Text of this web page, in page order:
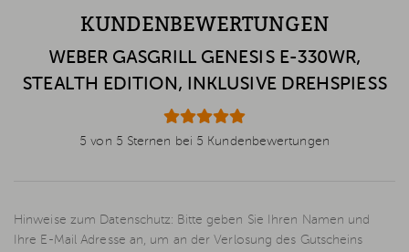
KUNDENBEWERTUNGEN
WEBER GASGRILL GENESIS E-330WR,
STEALTH EDITION, INKLUSIVE DREHSPIESS
5 von 5 Sternen bei 5 Kundenbewertungen
Hinweise zum Datenschutz: Bitte geben Sie Ihren Namen und
Ihre E-Mail Adresse an, um an der Verlosung des Gutscheins